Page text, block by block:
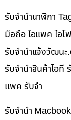
รับจำนำนาฬิกา
มือถือ ไอแพค ไอโ
รับจํานําแจ้งวัฒนะ
รับจำนำสินค้าไอที
แพค รับจำ
รับจำนำ